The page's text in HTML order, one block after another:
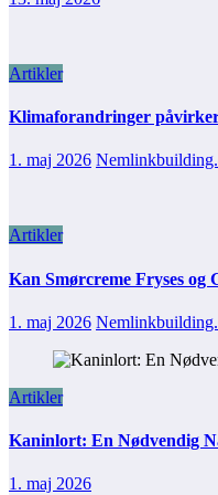
Artikler
Klimaforandringer
1. maj 2026
Artikler
Kan Smørcreme Fryses og
1. maj 2026
Artikler
Kaninlort: En Nødvendig
1. maj 2026